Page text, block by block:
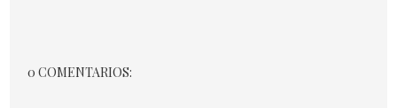
0 COMENTARIOS: